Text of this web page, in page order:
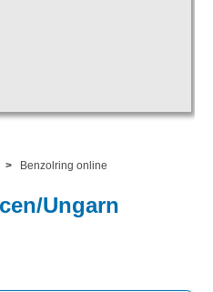
> Benzolring online
Ungarn